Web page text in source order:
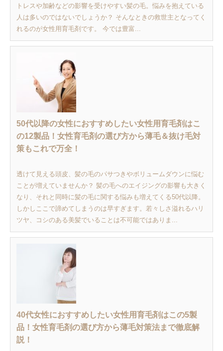
トレスや加齢などの影響を受けやすい髪の毛。悩みを抱えている
人は多いのではないでしょうか？ そんなときの救世主となってく
れるのが女性用育毛剤です。 今では豊富...
50代以降の女性におすすめしたい女性用育毛剤はこ
の12製品！女性育毛剤の選び方から薄毛＆抜け毛対
策もこれで万全！
透けて見える頭皮、髪の毛のパサつきやボリュームダウンに悩む
ことが増えていませんか？ 髪の毛へのエイジングの影響も大きく
なり、それと同時に髪の毛に関する悩みも増えてくる50代以降。
しかしここで諦めてしまうのは早すぎます。若々しさ溢れるハリ
ツヤ、コシのある美髪でいることは不可能ではありま...
40代女性におすすめしたい女性用育毛剤はこの5製
品！女性育毛剤の選び方から薄毛対策法まで徹底解
説！